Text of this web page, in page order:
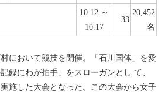
10.12 ～
10.17
33
20,452
名
において競技を開催。「石川国体」を愛
録にわが拍手」をスローガンとし て、
施した大会となった。この大会から女子